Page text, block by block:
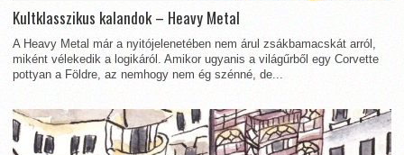
Kultklasszikus kalandok – Heavy Metal
A Heavy Metal már a nyitójelenetében nem árul zsákbamacskát arról,
miként vélekedik a logikáról. Amikor ugyanis a világűrből egy Corvette
pottyan a Földre, az nemhogy nem ég szénné, de...